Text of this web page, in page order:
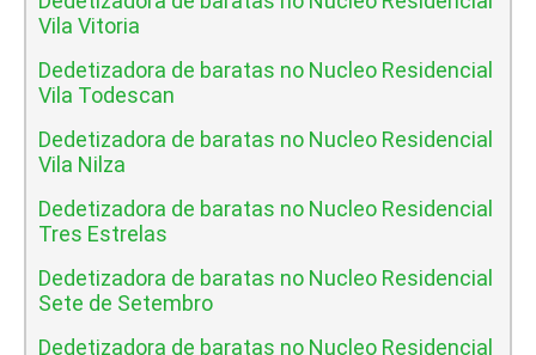
Vila Vitoria
Dedetizadora de baratas no Nucleo Residencial
Vila Todescan
Dedetizadora de baratas no Nucleo Residencial
Vila Nilza
Dedetizadora de baratas no Nucleo Residencial
Tres Estrelas
Dedetizadora de baratas no Nucleo Residencial
Sete de Setembro
Dedetizadora de baratas no Nucleo Residencial